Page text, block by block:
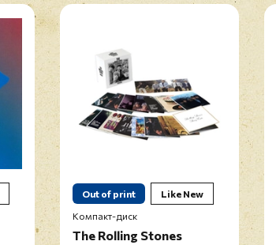
Out of print
Like New
Компакт-диск
The Rolling Stones